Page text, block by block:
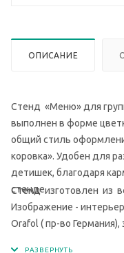
ОПИСАНИЕ
Стенд «Меню» для
выполнен в форме
общий стиль
коровка». Удобен для
детишек, благодаря
стенде.
Стенд изготовлен из
Изображение -
Orafol ( пр-во